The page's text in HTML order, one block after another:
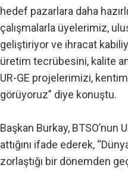
hedef pazarlara daha
çalışmalarla üyelerimiz,
geliştiriyor ve ihracat
üretim tecrübesini, kalite
UR-GE projelerimizi,
görüyoruz” diye konuştu.
Başkan Burkay,
attığını ifade ederek,
zorlaştığı bir dönemden